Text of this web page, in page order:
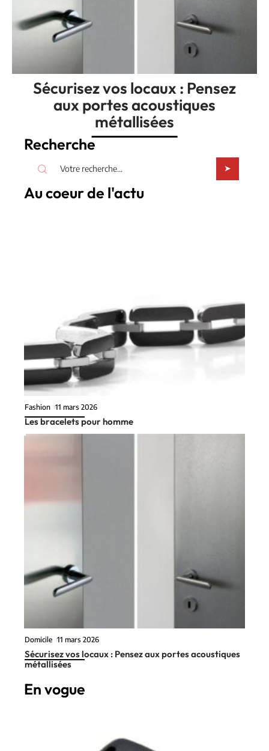
Sécurisez vos locaux : Pensez
aux portes acoustiques
métallisées
Recherche
Au coeur de l'actu
Fashion 11 mars 2026
Les bracelets pour homme
Domicile 11 mars 2026
Sécurisez vos locaux : Pensez aux portes acoustiques
métallisées
En vogue